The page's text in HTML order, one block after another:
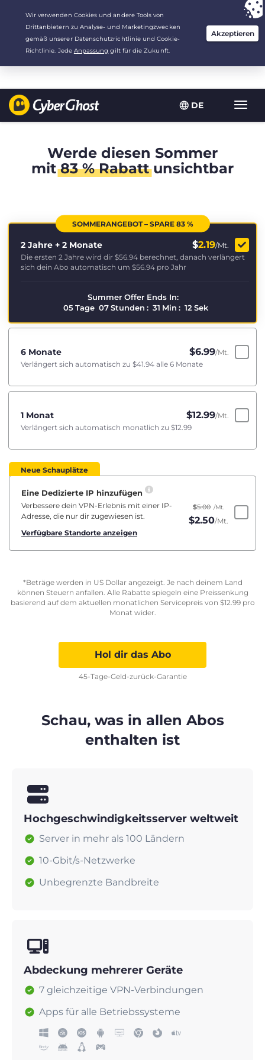
DE
Deine Wahl:Der beste Deal für 2.1666666666667 Jahre zu $
/Monat
Werde diesen Sommer
mit83 % Rabattunsichtbar
SOMMERANGEBOT – SPARE 83 %
2 Jahre + 2 Monate $2.19/Mt.
Die ersten 2 Jahre wird dir $56.94 berechnet, danach verlängert
sich dein Abo automatisch um $56.94 pro Jahr
Summer Offer Ends In:
05Tage 07Stunden : 31 Min : 12 Sek
6 Monate $6.99/Mt.
Verlängert sich automatisch zu $41.94 alle 6 Monate
1 Monat $12.99/Mt.
Verlängert sich automatisch monatlich zu $12.99
Neue Schauplätze
Eine Dedizierte IP hinzufügen
Verbessere dein VPN-Erlebnis mit einer IP-
Adresse, die nur dir zugewiesen ist.
Verfügbare Standorte anzeigen
$5.00 /Mt.
$2.50/Mt.
*Beträge werden in US Dollar angezeigt. Je nach deinem Land
können Steuern anfallen. Alle Rabatte spiegeln eine Preissenkung
basierend auf dem aktuellen monatlichen Servicepreis von $12.99pro
Monat wider.
Hol dir das Abo
45-Tage-Geld-zurück-Garantie
Schau, was in allen Abos
enthalten ist
Hochgeschwindigkeitsserver weltweit
Server in mehr als 100 Ländern
10-Gbit/s-Netzwerke
Unbegrenzte Bandbreite
Abdeckung mehrerer Geräte
7 gleichzeitige VPN-Verbindungen
Apps für alle Betriebssysteme